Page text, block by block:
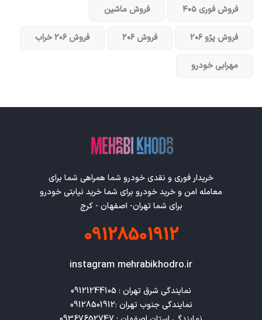
فروش فوری ۴۰۵ فروش ماشین
فروش پژو ۲۰۶ فروش ۲۰۶ فروش ۲۰۶ خراب
مهرابی خودرو
خریدار فوری و نقدی خودرو شما همراهی شما برای
معامله امن و خرید خودرو برای شما خرید نیابتی خودرو
برای شما تهران- اصفهان - کرج
09128501912
instagram mehrabikhodro.ir